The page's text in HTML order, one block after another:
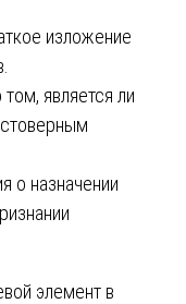
изложение
является ли
о назначении
элемент в